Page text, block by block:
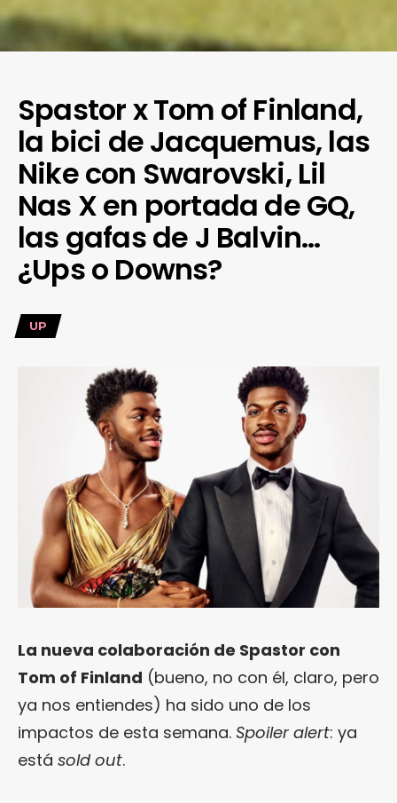
Spastor x Tom of Finland,
la bici de Jacquemus, las
Nike con Swarovski, Lil
Nas X en portada de GQ,
las gafas de J Balvin…
¿Ups o Downs?
UP
La nueva colaboración de Spastor con
Tom of Finland (bueno, no con él, claro, pero
ya nos entiendes) ha sido uno de los
impactos de esta semana. Spoiler alert: ya
está sold out.